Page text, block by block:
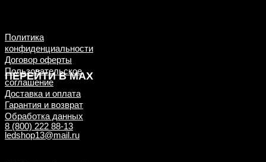
ПЕРЕЙТИ В MAX
Политика
конфиденциальности
Договор оферты
Пользовательское
соглашение
Доставка и оплата
Гарантия и возврат
Обработка данных
8 (800) 222 88-13
ledshop13@mail.ru